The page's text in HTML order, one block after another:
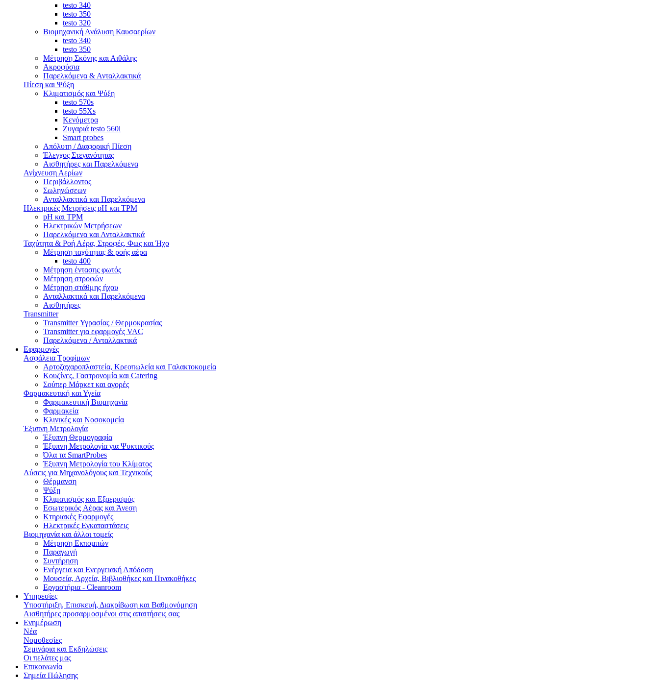
testo 340
testo 350
testo 320
Βιομηχανική Ανάλυση Καυσαερίων
testo 340
testo 350
Μέτρηση Σκόνης και Αιθάλης
Ακροφύσια
Παρελκόμενα & Ανταλλακτικά
Πίεση και Ψύξη
Κλιματισμός και Ψύξη
testo 570s
testo 55Xs
Κενόμετρα
Ζυγαριά testo 560i
Smart probes
Απόλυτη / Διαφορική Πίεση
Έλεγχος Στεγανότητας
Αισθητήρες και Παρελκόμενα
Ανίχνευση Αερίων
Περιβάλλοντος
Σωληνώσεων
Ανταλλακτικά και Παρελκόμενα
Ηλεκτρικές Μετρήσεις pH και TPM
pH και TPM
Ηλεκτρικών Μετρήσεων
Παρελκόμενα και Ανταλλακτικά
Ταχύτητα & Ροή Αέρα, Στροφές, Φως και Ήχο
Μέτρηση ταχύτητας & ροής αέρα
testo 400
Μέτρηση έντασης φωτός
Μέτρηση στροφών
Μέτρηση στάθμης ήχου
Ανταλλακτικά και Παρελκόμενα
Αισθητήρες
Transmitter
Transmitter Υγρασίας / Θερμοκρασίας
Transmitter για εφαρμογές VAC
Παρελκόμενα / Ανταλλακτικά
Εφαρμογές
Ασφάλεια Τροφίμων
Αρτοζαχαροπλαστεία, Κρεοπωλεία και Γαλακτοκομεία
Κουζίνες, Γαστρονομία και Catering
Σούπερ Μάρκετ και αγορές
Φαρμακευτική και Υγεία
Φαρμακευτική Βιομηχανία
Φαρμακεία
Κλινικές και Νοσοκομεία
Έξυπνη Μετρολογία
Έξυπνη Θερμογραφία
Έξυπνη Μετρολογία για Ψυκτικούς
Όλα τα SmartProbes
Έξυπνη Μετρολογία του Κλίματος
Λύσεις για Μηχανολόγους και Τεχνικούς
Θέρμανση
Ψύξη
Κλιματισμός και Εξαερισμός
Εσωτερικός Aέρας και Άνεση
Κτηριακές Εφαρμογές
Ηλεκτρικές Εγκαταστάσεις
Βιομηχανία και άλλοι τομείς
Mέτρηση Eκπομπών
Παραγωγή
Συντήρηση
Ενέργεια και Ενεργειακή Απόδοση
Μουσεία, Αρχεία, Βιβλιοθήκες και Πινακοθήκες
Εργαστήρια - Cleanroom
Υπηρεσίες
Υποστήριξη, Επισκευή, Διακρίβωση και Βαθμονόμηση
Αισθητήρες προσαρμοσμένοι στις απαιτήσεις σας
Ενημέρωση
Νέα
Νομοθεσίες
Σεμινάρια και Εκδηλώσεις
Οι πελάτες μας
Επικοινωνία
Σημεία Πώλησης